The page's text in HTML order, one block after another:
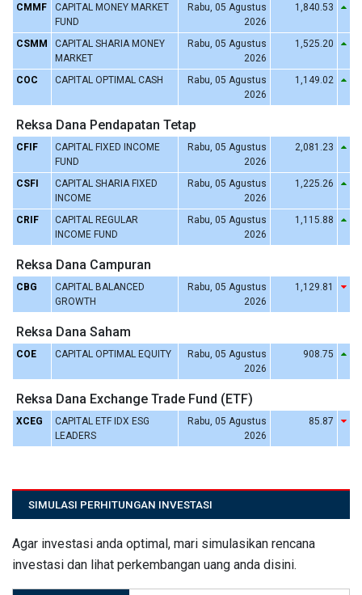
CMMF
CAPITAL MONEY MARKET
FUND
Rabu, 05 Agustus
2026
1,840.53
CSMM
CAPITAL SHARIA MONEY
MARKET
Rabu, 05 Agustus
2026
1,525.20
COC CAPITAL OPTIMAL CASH
Rabu, 05 Agustus
2026
1,149.02
Reksa Dana Pendapatan Tetap
CFIF
CAPITAL FIXED INCOME
FUND
Rabu, 05 Agustus
2026
2,081.23
CSFI
CAPITAL SHARIA FIXED
INCOME
Rabu, 05 Agustus
2026
1,225.26
CRIF
CAPITAL REGULAR
INCOME FUND
Rabu, 05 Agustus
2026
1,115.88
Reksa Dana Campuran
CBG
CAPITAL BALANCED
GROWTH
Rabu, 05 Agustus
2026
1,129.81
Reksa Dana Saham
COE CAPITAL OPTIMAL EQUITY
Rabu, 05 Agustus
2026
908.75
Reksa Dana Exchange Trade Fund (ETF)
XCEG
CAPITAL ETF IDX ESG
LEADERS
Rabu, 05 Agustus
2026
85.87
SIMULASI PERHITUNGAN INVESTASI
Agar investasi anda optimal, mari simulasikan rencana
investasi dan lihat perkembangan uang anda disini.